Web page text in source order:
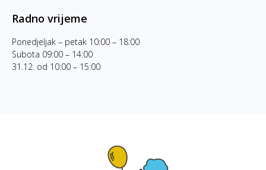
Radno vrijeme
Ponedjeljak – petak 10:00 – 18:00
Subota 09:00 – 14:00
31.12. od 10:00 – 15:00